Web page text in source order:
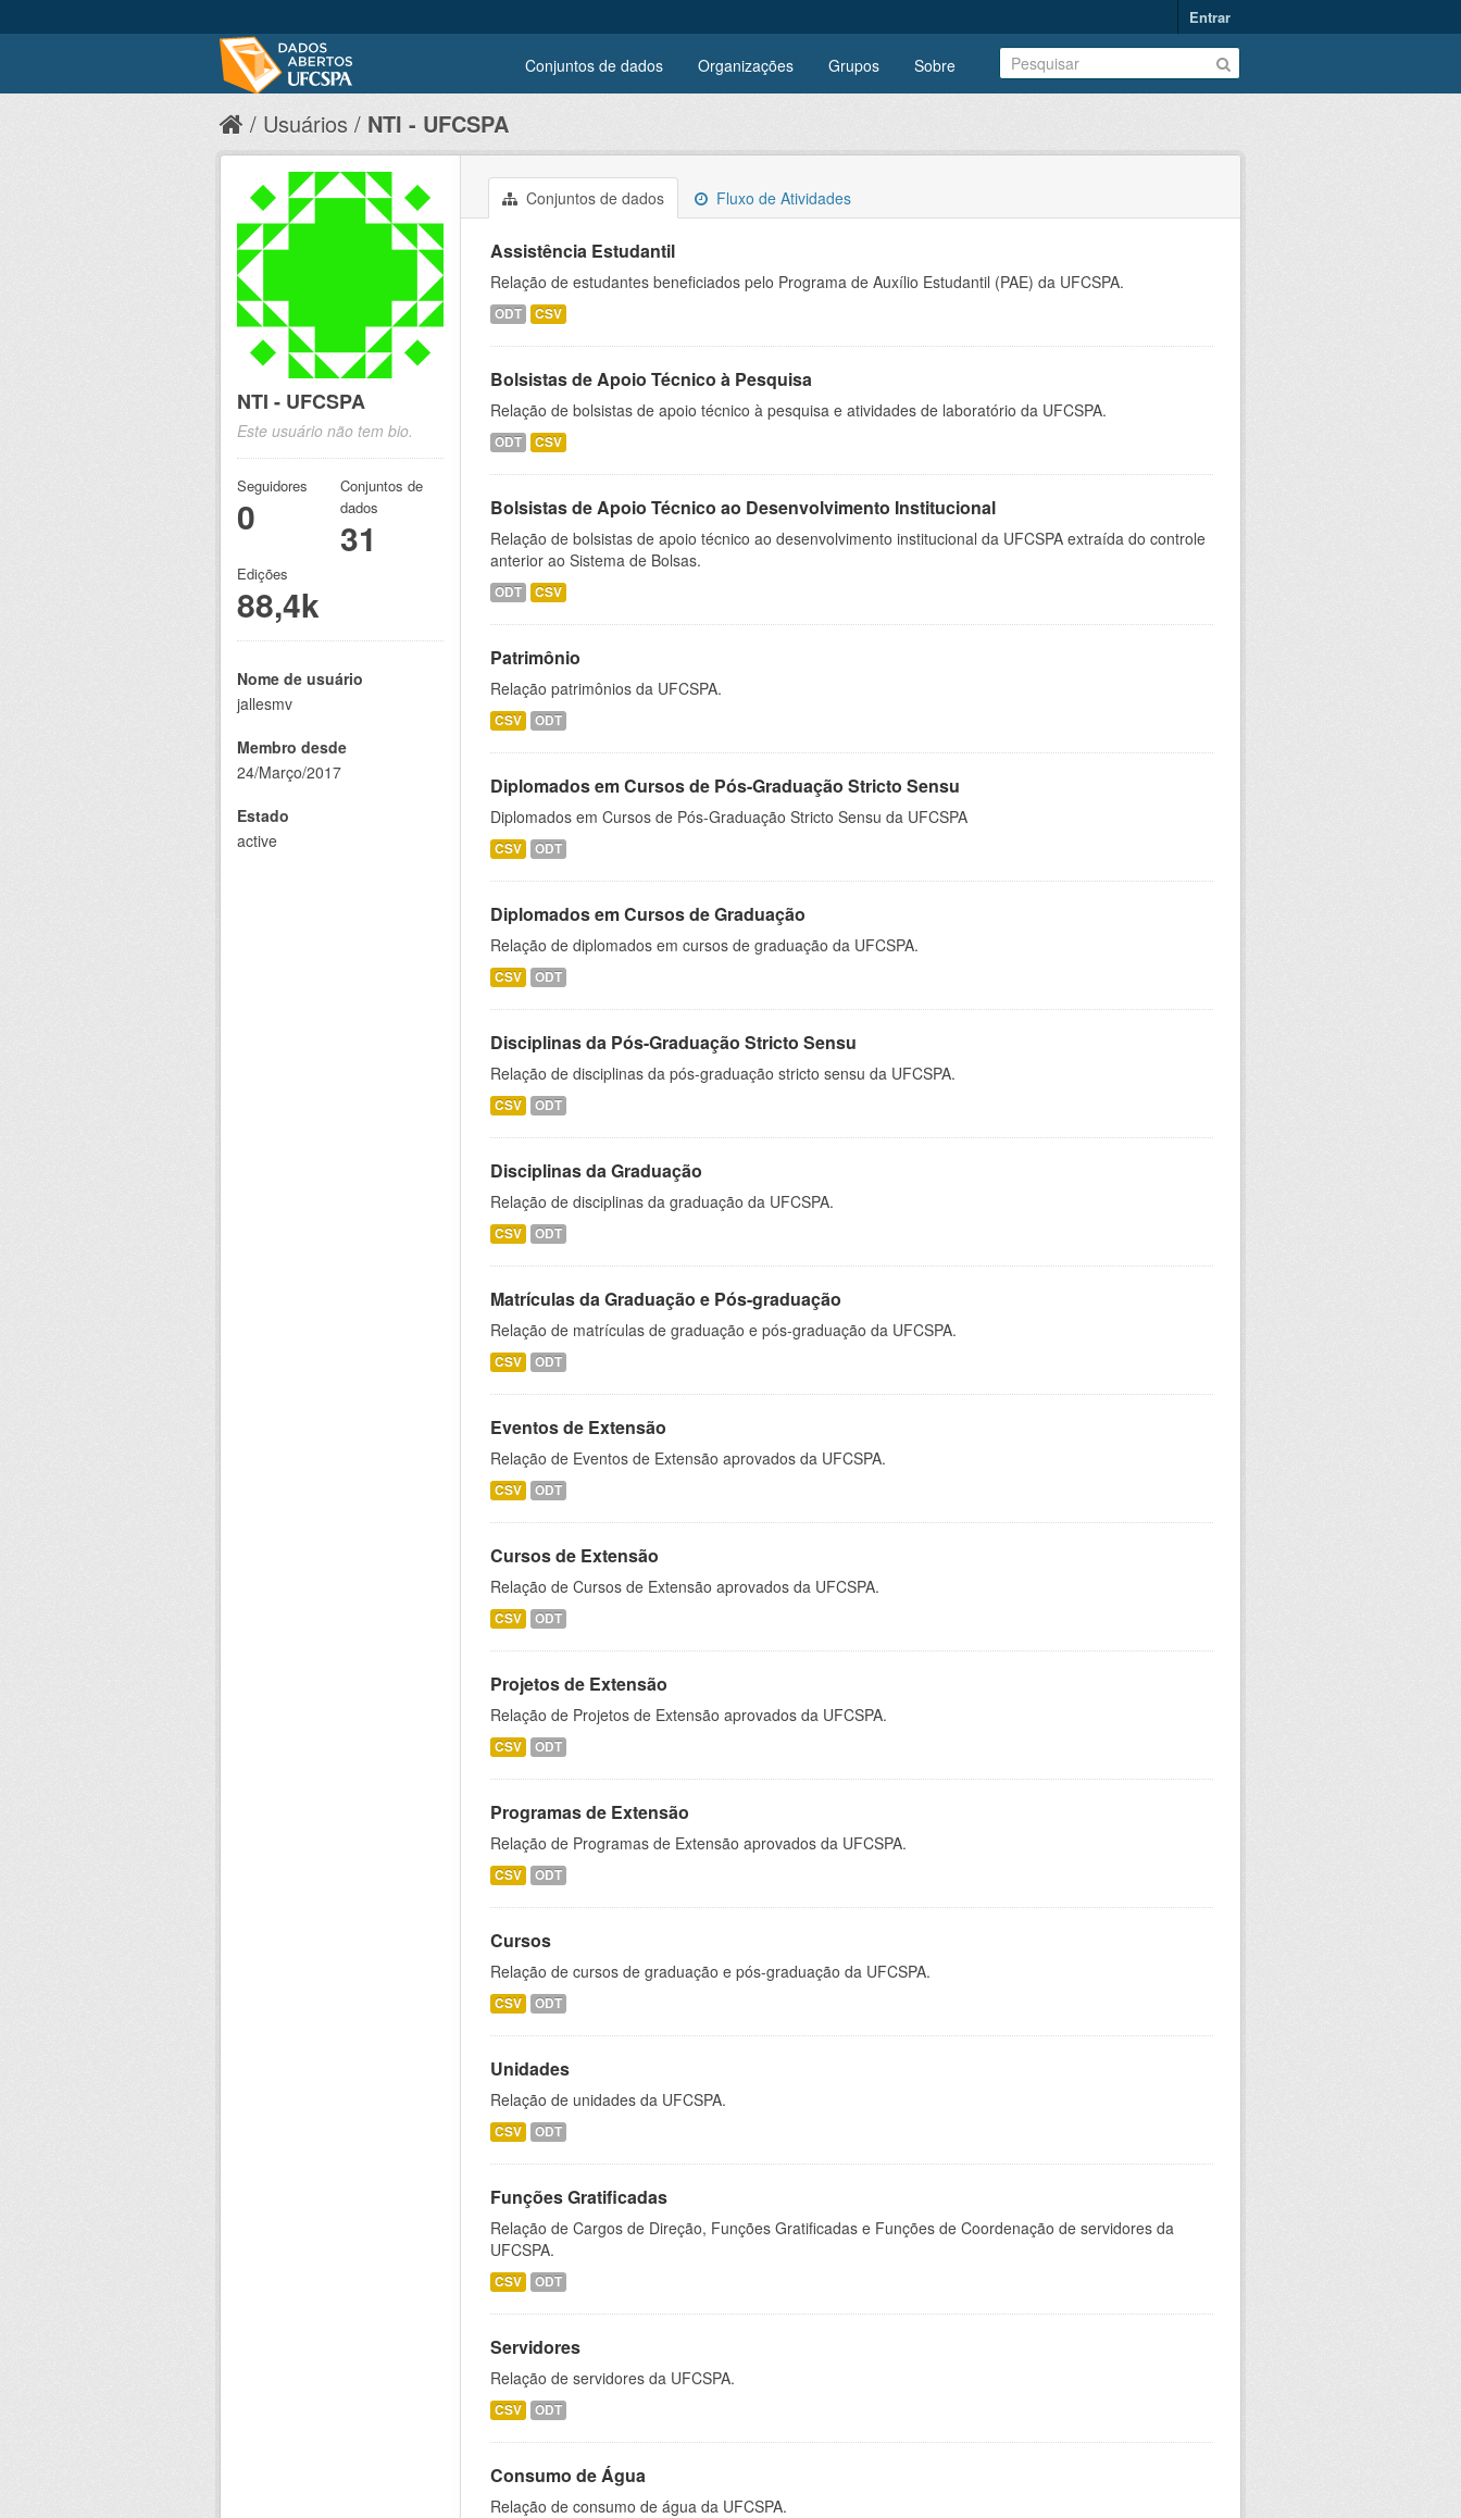
Entrar
Conjuntos de dados Organizações Grupos Sobre
Usuários NTI - UFCSPA
Conjuntos de dados Fluxo de Atividades
Assistência Estudantil
Relação de estudantes beneficiados pelo Programa de Auxílio Estudantil (PAE) da UFCSPA.
ODT CSV
Bolsistas de Apoio Técnico à Pesquisa
Relação de bolsistas de apoio técnico à pesquisa e atividades de laboratório da UFCSPA.
ODT CSV
Bolsistas de Apoio Técnico ao Desenvolvimento Institucional
Relação de bolsistas de apoio técnico ao desenvolvimento institucional da UFCSPA extraída do controle
anterior ao Sistema de Bolsas.
ODT CSV
Patrimônio
Relação patrimônios da UFCSPA.
CSV ODT
Diplomados em Cursos de Pós-Graduação Stricto Sensu
Diplomados em Cursos de Pós-Graduação Stricto Sensu da UFCSPA
CSV ODT
Diplomados em Cursos de Graduação
Relação de diplomados em cursos de graduação da UFCSPA.
CSV ODT
Disciplinas da Pós-Graduação Stricto Sensu
Relação de disciplinas da pós-graduação stricto sensu da UFCSPA.
CSV ODT
Disciplinas da Graduação
Relação de disciplinas da graduação da UFCSPA.
CSV ODT
Matrículas da Graduação e Pós-graduação
Relação de matrículas de graduação e pós-graduação da UFCSPA.
CSV ODT
Eventos de Extensão
Relação de Eventos de Extensão aprovados da UFCSPA.
CSV ODT
Cursos de Extensão
Relação de Cursos de Extensão aprovados da UFCSPA.
CSV ODT
Projetos de Extensão
Relação de Projetos de Extensão aprovados da UFCSPA.
CSV ODT
Programas de Extensão
Relação de Programas de Extensão aprovados da UFCSPA.
CSV ODT
Cursos
Relação de cursos de graduação e pós-graduação da UFCSPA.
CSV ODT
Unidades
Relação de unidades da UFCSPA.
CSV ODT
Funções Gratificadas
Relação de Cargos de Direção, Funções Gratificadas e Funções de Coordenação de servidores da
UFCSPA.
CSV ODT
Servidores
Relação de servidores da UFCSPA.
CSV ODT
Consumo de Água
Relação de consumo de água da UFCSPA.
NTI - UFCSPA
Este usuário não tem bio.
Seguidores
0
Conjuntos de
dados
31
Edições
88,4k
Nome de usuário
jallesmv
Membro desde
24/Março/2017
Estado
active